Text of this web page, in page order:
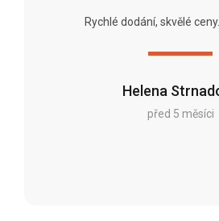
Helena
před 5 měsíci
Rychlé dodání, skvělé